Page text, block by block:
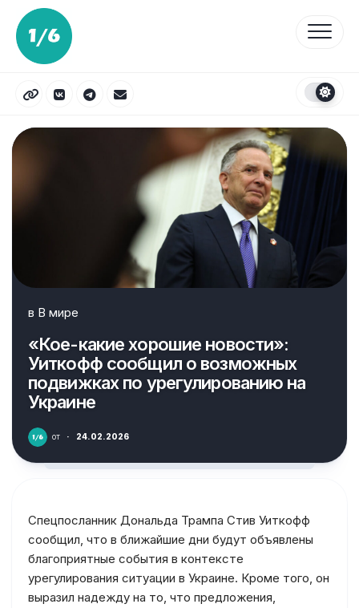
Перейти
содержанию
в В мире
«Кое-какие хорошие новости»:
Уиткофф сообщил о возможных
подвижках по урегулированию на
Украине
от · 24.02.2026
Спецпосланник Дональда Трампа Стив Уиткофф
сообщил, что в ближайшие дни будут объявлены
благоприятные события в контексте
урегулирования ситуации в Украине. Кроме того, он
выразил надежду на то, что предложения,